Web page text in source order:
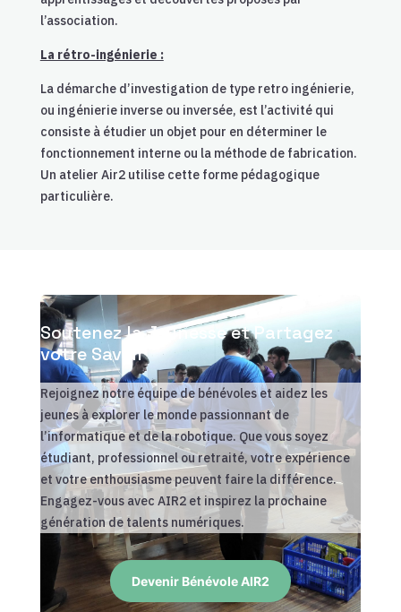
l’association.
La rétro-ingénierie :
La démarche d’investigation de type retro ingénierie,
ou ingénierie inverse ou inversée, est l’activité qui
consiste à étudier un objet pour en déterminer le
fonctionnement interne ou la méthode de fabrication.
Un atelier Air2 utilise cette forme pédagogique
particulière.
Soutenez la Jeunesse et Partagez
votre Savoir
Rejoignez notre équipe de bénévoles et aidez les
jeunes à explorer le monde passionnant de
l’informatique et de la robotique. Que vous soyez
étudiant, professionnel ou retraité, votre expérience
et votre enthousiasme peuvent faire la différence.
Engagez-vous avec AIR2 et inspirez la prochaine
génération de talents numériques.
Devenir Bénévole AIR2